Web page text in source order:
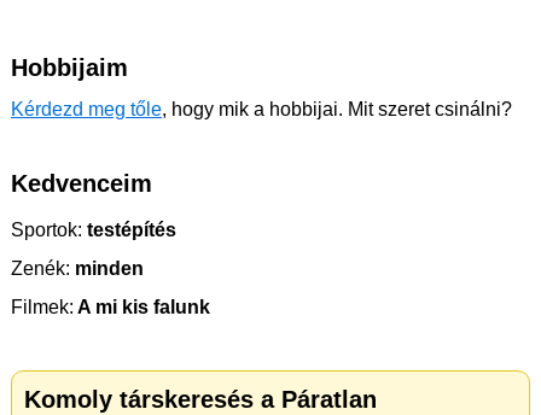
Hobbijaim
Kérdezd meg tőle, hogy mik a hobbijai. Mit szeret csinálni?
Kedvenceim
Sportok: testépítés
Zenék: minden
Filmek: A mi kis falunk
Komoly társkeresés a Páratlan